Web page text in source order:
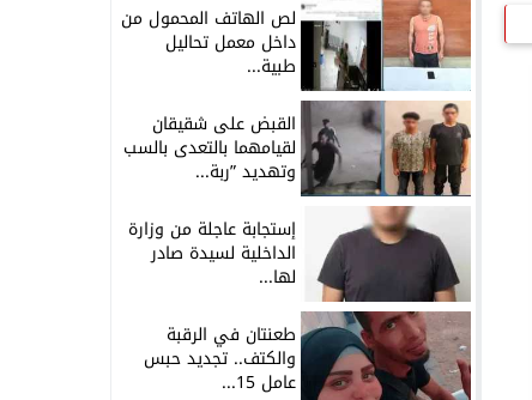
لص الهاتف المحمول من
داخل معمل تحاليل
طبية...
القبض على شقيقان
لقيامهما بالتعدى بالسب
وتهديد ”ربة...
إستجابة عاجلة من وزارة
الداخلية لسيدة صادر
لها...
طعنتان في الرقبة
والكتف.. تجديد حبس
عامل 15...